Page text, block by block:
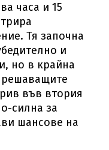
часа и 15
Тя започна
и
но в крайна
решаващите
във втория
силна за
шансове на